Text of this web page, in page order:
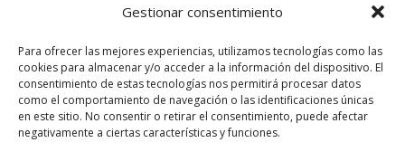
Gestionar consentimiento
Para ofrecer las mejores experiencias, utilizamos tecnologías como las
cookies para almacenar y/o acceder a la información del dispositivo. El
consentimiento de estas tecnologías nos permitirá procesar datos
como el comportamiento de navegación o las identificaciones únicas
en este sitio. No consentir o retirar el consentimiento, puede afectar
negativamente a ciertas características y funciones.
REDES SOCIALES